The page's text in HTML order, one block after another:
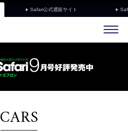
Safari公式通販サイト
CARS